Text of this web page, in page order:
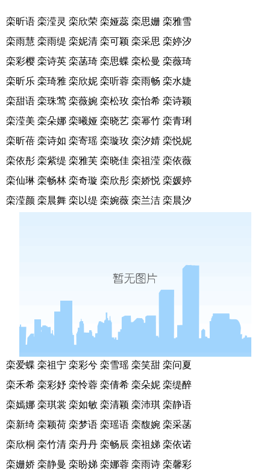
栾昕语 栾滢灵 栾欣荣 栾娅蕊 栾思姗 栾雅雪
栾雨慧 栾雨缇 栾妮清 栾可颖 栾采思 栾婷汐
栾彩樱 栾诗英 栾菡琦 栾思蝶 栾松曼 栾薇琦
栾昕乐 栾琦雅 栾欣妮 栾听蓉 栾雨畅 栾水婕
栾甜语 栾珠莺 栾薇婉 栾松玫 栾怡希 栾诗颖
栾滢美 栾朵娜 栾曦娅 栾晓艺 栾幂竹 栾青琍
栾昕蓓 栾诗如 栾寄瑶 栾璇玫 栾汐婧 栾悦妮
栾依彤 栾紫缇 栾雅芙 栾晓佳 栾祖滢 栾依薇
栾仙琳 栾畅林 栾奇璇 栾欣彤 栾娇悦 栾媛婷
栾滢颜 栾晨舞 栾以缇 栾婉薇 栾兰洁 栾晨汐
栾爱蝶 栾祖宁 栾彩兮 栾雪瑶 栾笑甜 栾问夏
栾禾希 栾彩妤 栾怜蓉 栾倩希 栾朵妮 栾缇醉
栾嫣娜 栾琪裳 栾如敏 栾清颖 栾沛琪 栾静语
栾新绮 栾颖荷 栾梦语 栾瑶语 栾馥婉 栾采菡
栾欣桐 栾竹清 栾丹丹 栾畅辰 栾祖娣 栾依诺
栾姗娇 栾静曼 栾盼娣 栾娜蓉 栾雨诗 栾馨彩